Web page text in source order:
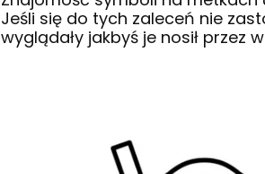
Jeśli się do tych zaleceń nie
wyglądały jakbyś je nosił przez